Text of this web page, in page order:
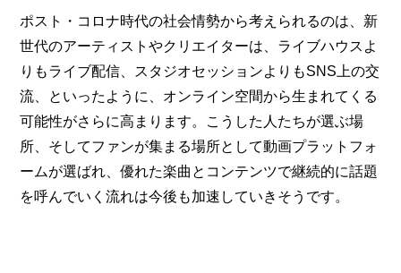
ポスト・コロナ時代の社会情勢から考えられるのは、新
世代のアーティストやクリエイターは、ライブハウスよ
りもライブ配信、スタジオセッションよりもSNS上の交
流、といったように、オンライン空間から生まれてくる
可能性がさらに高まります。こうした人たちが選ぶ場
所、そしてファンが集まる場所として動画プラットフォ
ームが選ばれ、優れた楽曲とコンテンツで継続的に話題
を呼んでいく流れは今後も加速していきそうです。